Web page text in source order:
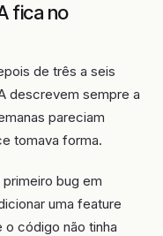
fica no
de três a seis
descrevem sempre a
pareciam
tomava forma.
bug em
uma feature
o código não tinha